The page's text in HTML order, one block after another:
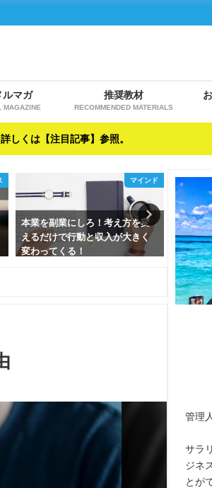
ルマガ
MAGAZINE
推奨教材
RECOMMENDED MATERIALS
しくは【注目記事】参照。
考え方を変
入が大きく
【アフィリエイト初心者必見】
「トレンド→物販→情報商材」
の順番は無視しろ！選択を間違
えるといつまでたっても稼げな
管理
サラ
ジネ
とが